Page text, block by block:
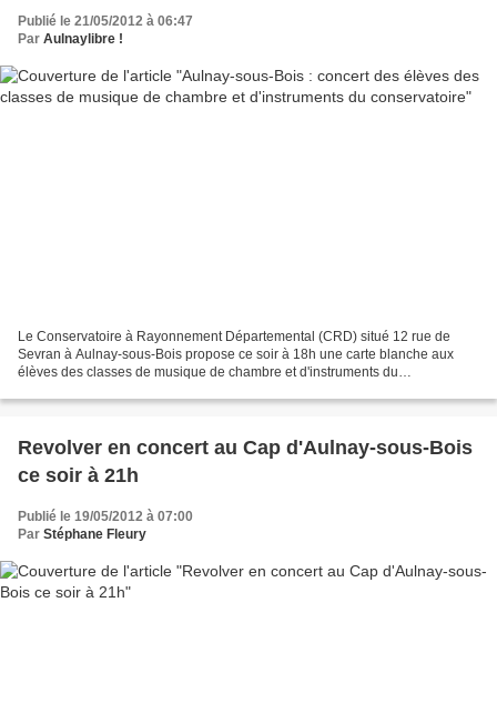
Publié le 21/05/2012 à 06:47
Par Aulnaylibre !
Le Conservatoire à Rayonnement Départemental (CRD) situé 12 rue de
Sevran à Aulnay-sous-Bois propose ce soir à 18h une carte blanche aux
élèves des classes de musique de chambre et d'instruments du
Revolver en concert au Cap d'Aulnay-sous-Bois
ce soir à 21h
Publié le 19/05/2012 à 07:00
Par Stéphane Fleury